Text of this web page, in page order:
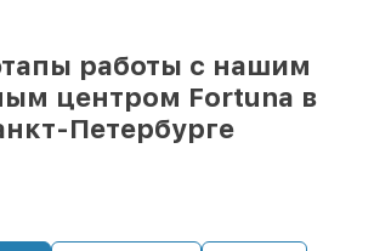
по восстановлению Fortuna
в течение пары часов, при
старте работ
работы с нашим
центром Fortuna в
Петербурге